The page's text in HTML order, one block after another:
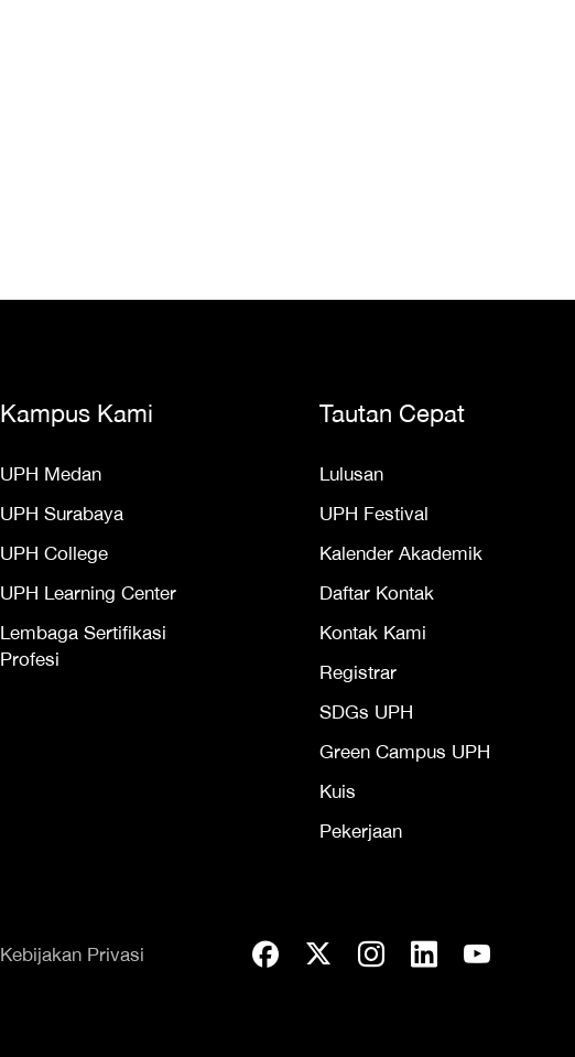
Kampus Kami
UPH Medan
UPH Surabaya
UPH College
UPH Learning Center
Lembaga Sertifikasi
Profesi
Tautan Cepat
Lulusan
UPH Festival
Kalender Akademik
Daftar Kontak
Kontak Kami
Registrar
SDGs UPH
Green Campus UPH
Kuis
Pekerjaan
Kebijakan Privasi